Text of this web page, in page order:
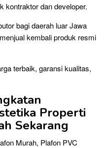
kontraktor dan developer.
bagi daerah luar Jawa
kembali produk resmi
terbaik, garansi kualitas,
Properti
Sekarang
Murah, Plafon PVC